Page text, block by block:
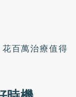
百萬治療值得